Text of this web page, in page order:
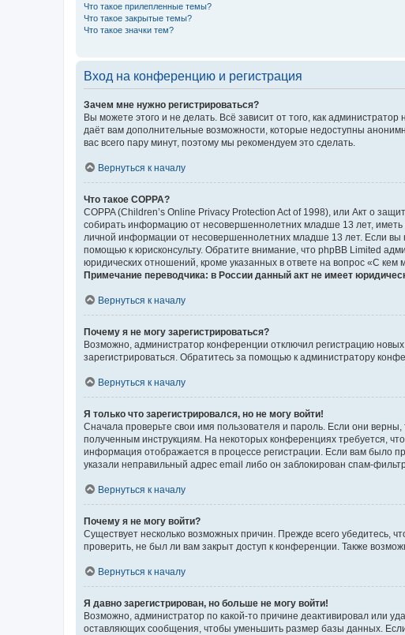
Что такое прилепленные темы?
Что такое закрытые темы?
Что такое значки тем?
Вход на конференцию и регистрация
Зачем мне нужно регистрироваться?
Вы можете этого и не делать. Всё зависит от того, как
даёт вам дополнительные возможности, которые недоступны
вас всего пару минут, поэтому мы рекомендуем это сделать.
Вернуться к началу
Что такое COPPA?
COPPA (Children’s Online Privacy Protection Act of 1998), или Акт о
собирать информацию от несовершеннолетних младше 13 лет, иметь
личной информации от несовершеннолетних младше 13 лет. Если вы
помощью к юрисконсульту. Обратите внимание, что phpBB Limited
юридических отношений, кроме указанных в ответе на вопрос «С кем
Примечание переводчика: в России данный акт не имеет
Вернуться к началу
Почему я не могу зарегистрироваться?
Возможно, администратор конференции отключил регистрацию
зарегистрироваться. Обратитесь за помощью к администратору
Вернуться к началу
Я только что зарегистрировался, но не могу войти!
Сначала проверьте свои имя пользователя и пароль. Если они
полученным инструкциям. На некоторых конференциях требуется,
информация отображается в процессе регистрации. Если вам было
указали неправильный адрес email либо он заблокирован спам-
Вернуться к началу
Почему я не могу войти?
Существует несколько возможных причин. Прежде всего убедитесь,
проверить, не был ли вам закрыт доступ к конференции. Также
Вернуться к началу
Я давно зарегистрирован, но больше не могу войти!
Возможно, администратор по какой-то причине деактивировал или
оставляющих сообщения, чтобы уменьшить размер базы данных. Если